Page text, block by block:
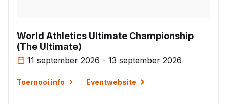
World Athletics Ultimate Championship
(The Ultimate)
11 september 2026 - 13 september 2026
Toernooi info Eventwebsite